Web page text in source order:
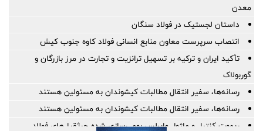
معدن
داستان لجستیک در فولاد سنگان
انتصاب سرپرست معاون منابع انسانی فولاد کاوه جنوب کیش
تأکید ایران و ترکیه بر تسهیل ترانزیت و تجارت در مرز بازرگان و
گوربولاک
رسانه‌ها، سفیر انتقال مطالبات کیشوندان به مسئولین هستند
رسانه‌ها، سفیر انتقال مطالبات کیشوندان به مسئولین هستند
ریموت کنترل و ماژول وایرلس بومی‌سازی شده جرثقیل‌های فولاد